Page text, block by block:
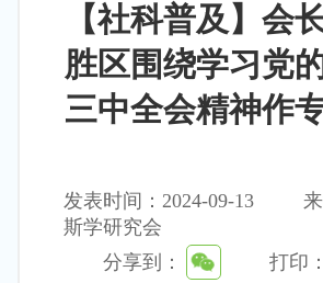
【社科普及】会
胜区围绕学习党
三中全会精神作
发表时间：2024-09-13
斯学研究会
分享到：
打印：